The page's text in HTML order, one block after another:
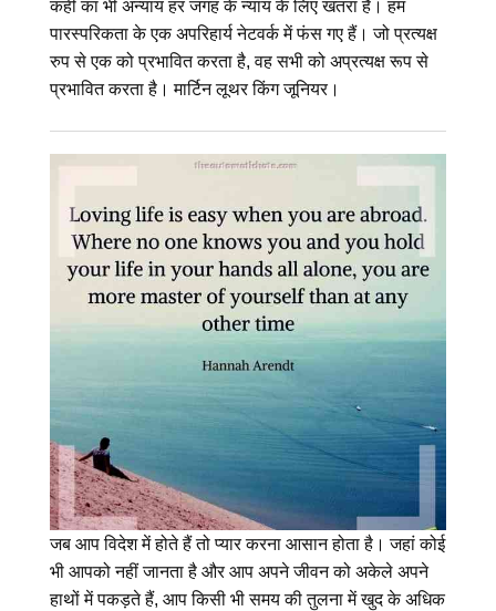
कहीं का भी अन्याय हर जगह के न्याय के लिए खतरा है। हम
पारस्परिकता के एक अपरिहार्य नेटवर्क में फंस गए हैं। जो प्रत्यक्ष
रुप से एक को प्रभावित करता है, वह सभी को अप्रत्यक्ष रूप से
प्रभावित करता है। मार्टिन लूथर किंग जूनियर।
जब आप विदेश में होते हैं तो प्यार करना आसान होता है। जहां कोई
भी आपको नहीं जानता है और आप अपने जीवन को अकेले अपने
हाथों में पकड़ते हैं, आप किसी भी समय की तुलना में खुद के अधिक